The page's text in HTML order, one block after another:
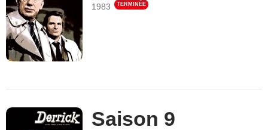
1983
TERMINÉE
Saison 9